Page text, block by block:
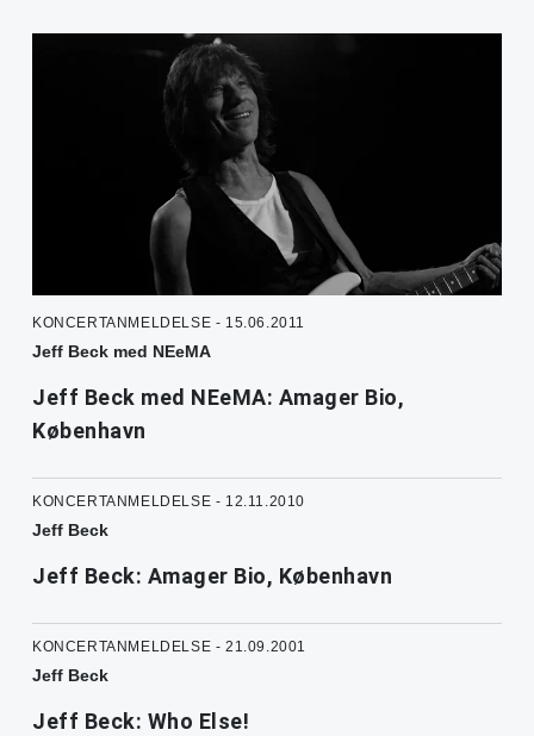
KONCERTANMELDELSE - 15.06.2011
Jeff Beck med NEeMA
Jeff Beck med NEeMA: Amager Bio,
København
KONCERTANMELDELSE - 12.11.2010
Jeff Beck
Jeff Beck: Amager Bio, København
KONCERTANMELDELSE - 21.09.2001
Jeff Beck
Jeff Beck: Who Else!